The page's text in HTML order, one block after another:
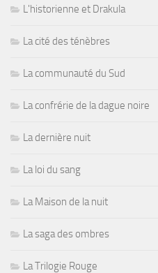
L'historienne et Drakula
La cité des ténèbres
La communauté du Sud
La confrérie de la dague noire
La dernière nuit
La loi du sang
La Maison de la nuit
La saga des ombres
La Trilogie Rouge